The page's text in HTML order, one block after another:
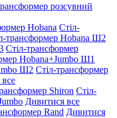
розсувний
Hobana Стіл-
трансформер Hobana Ш2
Стіл-трансформер
Hobana+Jumbo Ш1
Ш2 Стіл-трансформер
Shiron Стіл-
Дивитися все
Rand Дивитися